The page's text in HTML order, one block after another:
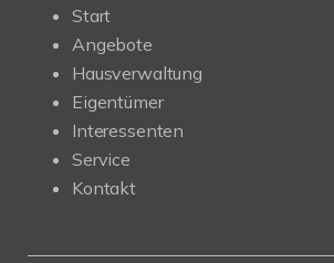
Start
Angebote
Hausverwaltung
Eigentümer
Interessenten
Service
Kontakt